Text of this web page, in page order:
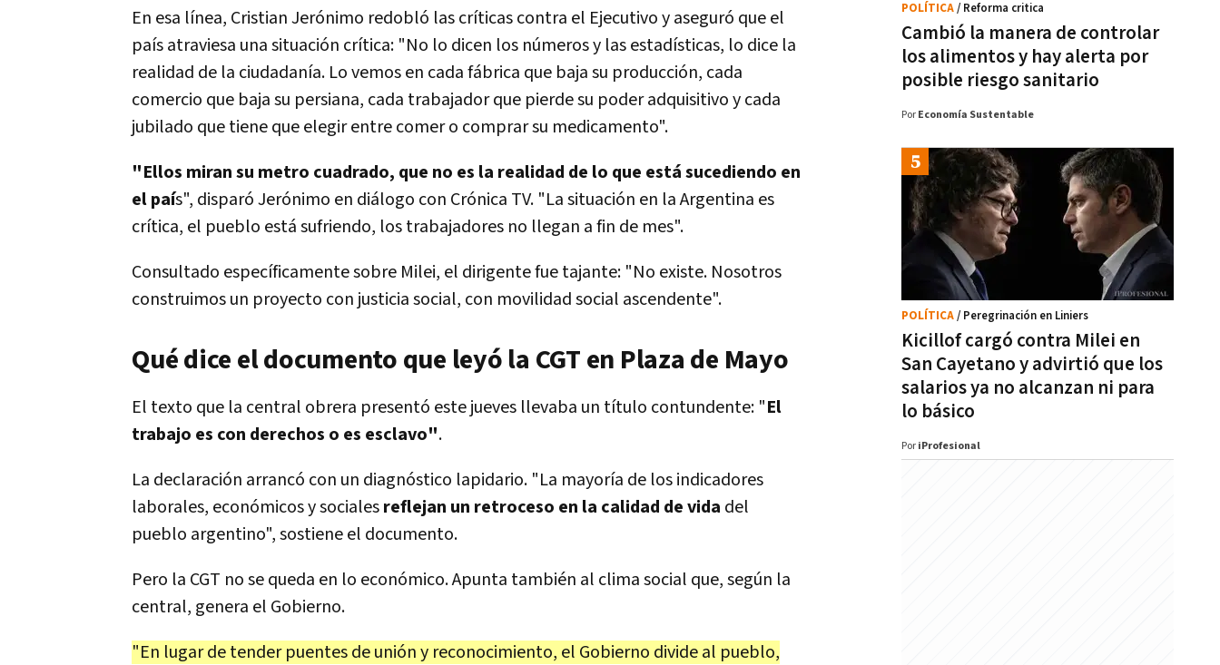
En esa línea, Cristian Jerónimo redobló las críticas contra el Ejecutivo y aseguró que el
país atraviesa una situación crítica: "No lo dicen los números y las estadísticas, lo dice la
realidad de la ciudadanía. Lo vemos en cada fábrica que baja su producción, cada
comercio que baja su persiana, cada trabajador que pierde su poder adquisitivo y cada
jubilado que tiene que elegir entre comer o comprar su medicamento".
"Ellos miran su metro cuadrado, que no es la realidad de lo que está sucediendo en
el país", disparó Jerónimo en diálogo con Crónica TV. "La situación en la Argentina es
crítica, el pueblo está sufriendo, los trabajadores no llegan a fin de mes".
Consultado específicamente sobre Milei, el dirigente fue tajante: "No existe. Nosotros
construimos un proyecto con justicia social, con movilidad social ascendente".
Qué dice el documento que leyó la CGT en Plaza de Mayo
El texto que la central obrera presentó este jueves llevaba un título contundente: "El
trabajo es con derechos o es esclavo".
La declaración arrancó con un diagnóstico lapidario. "La mayoría de los indicadores
laborales, económicos y socialesreflejan un retroceso en la calidad de vida del
pueblo argentino", sostiene el documento.
Pero la CGT no se queda en lo económico. Apunta también al clima social que, según la
central, genera el Gobierno.
"En lugar de tender puentes de unión y reconocimiento, el Gobierno divide al pueblo,
Cambió la manera de controlar
los alimentos y hay alerta por
posible riesgo sanitario
POLÍTICA/ Reforma critica
Por Economía Sustentable
Kicillof cargó contra Milei en
San Cayetano y advirtió que los
salarios ya no alcanzan ni para
lo básico
POLÍTICA/ Peregrinación en Liniers
Por iProfesional